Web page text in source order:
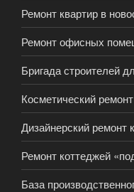
Ремонт квартир в
Ремонт офисных
Бригада строителей
Косметический
Дизайнерский ремонт
Ремонт коттеджей
База